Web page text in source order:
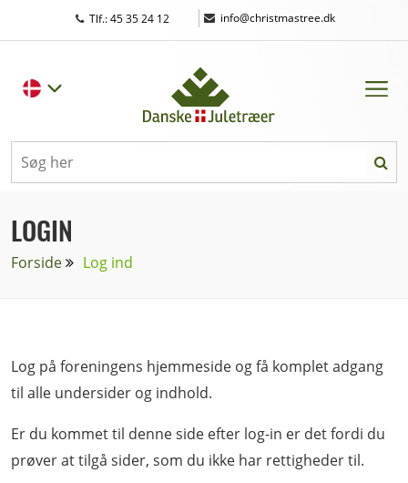
Tlf.: 45 35 24 12 | info@christmastree.dk
LOGIN
Forside Log ind
Log på foreningens hjemmeside og få komplet adgang
til alle undersider og indhold.
Er du kommet til denne side efter log-in er det fordi du
prøver at tilgå sider, som du ikke har rettigheder til.